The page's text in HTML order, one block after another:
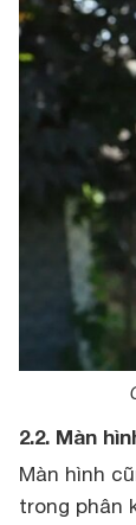
2.2. Màn
Màn hình
trong phân